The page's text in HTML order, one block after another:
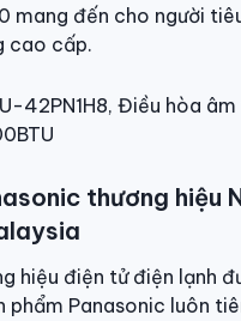
mang đến cho người
cao cấp.
thương hiệu
hiệu điện tử điện lạnh
phẩm Panasonic luôn